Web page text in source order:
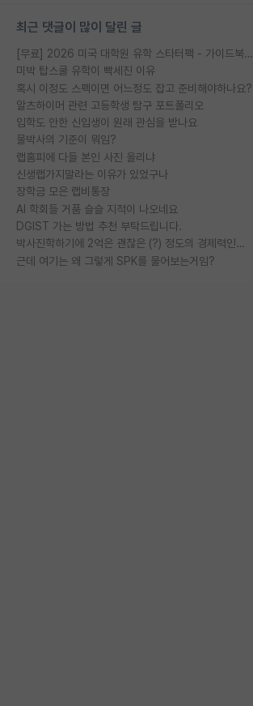
최근 댓글이 많이 달린 글
[무료] 2026 미국 대학원 유학 스타터팩 - 가이드북 & 합격자 컨택메일 템플릿
미박 탑스쿨 유학이 빡세진 이유
혹시 이정도 스펙이면 어느정도 잡고 준비해야하나요?
알츠하이머 관련 고등학생 탐구 포트폴리오
입학도 안한 신입생이 원래 관심을 받나요
물박사의 기준이 뭐임?
랩홈피에 다들 본인 사진 올리냐
신생랩가지말라는 이유가 있었구나
장학금 모은 랩비통장
AI 학회들 거품 슬슬 지적이 나오네요
DGIST 가는 방법 추천 부탁드립니다.
박사진학하기에 2억은 괜찮은 (?) 정도의 경제력인가요
근데 여기는 왜 그렇게 SPK를 물어보는거임?